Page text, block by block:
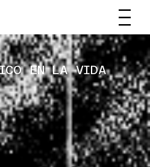
EN LA VIDA